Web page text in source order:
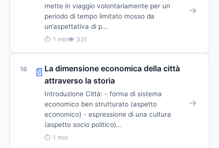
mette in viaggio volontariamente per un
periodo di tempo limitato mosso da
un’aspettativa di p…
⏱ 1 min👁 331
→
16 📄 La dimensione economica della città
attraverso la storia
Introduzione Città: - forma di sistema
economico ben strutturato (aspetto
economico) - espressione di una cultura
(aspetto socio politico)…
⏱ 1 min
→